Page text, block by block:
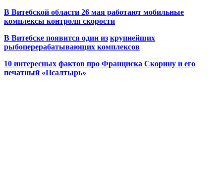
В Витебской области 26 мая работают мобильные
комплексы контроля скорости
В Витебске появится один из крупнейших
рыбоперерабатывающих комплексов
10 интересных фактов про Франциска Скорину и его
печатный «Псалтырь»